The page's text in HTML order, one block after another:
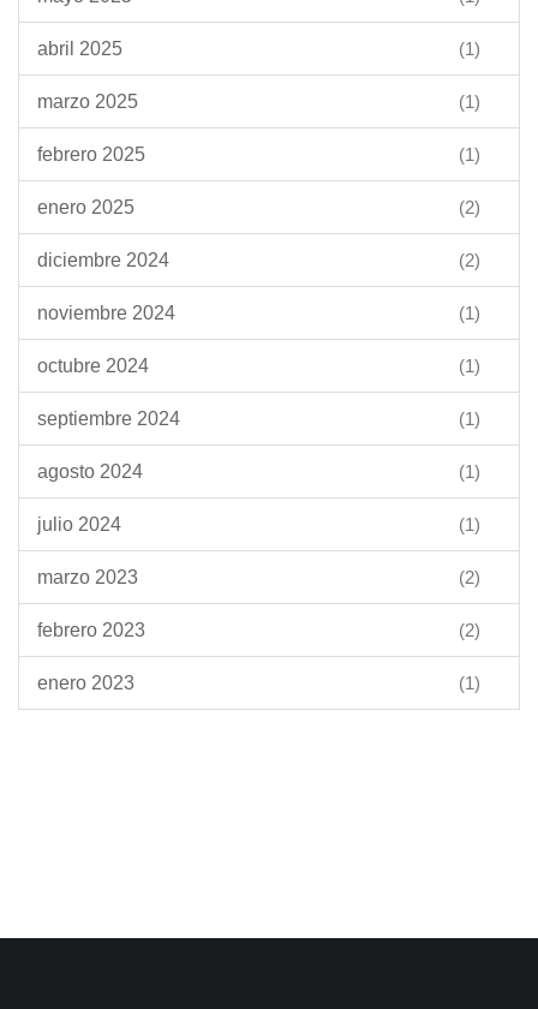
abril 2025 (1)
marzo 2025 (1)
febrero 2025 (1)
enero 2025 (2)
diciembre 2024 (2)
noviembre 2024 (1)
octubre 2024 (1)
septiembre 2024 (1)
agosto 2024 (1)
julio 2024 (1)
marzo 2023 (2)
febrero 2023 (2)
enero 2023 (1)